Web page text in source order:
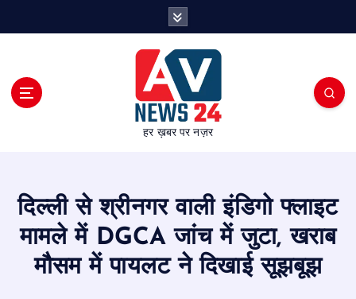
हर ख़बर पर नज़र
दिल्ली से श्रीनगर वाली इंडिगो फ्लाइट
मामले में DGCA जांच में जुटा, खराब
मौसम में पायलट ने दिखाई सूझबूझ